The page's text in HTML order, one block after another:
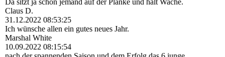
Claus D.
31.12.2022 08:53:25
Ich wünsche allen ein gutes neues Jahr.
Marshal White
10.09.2022 08:15:54